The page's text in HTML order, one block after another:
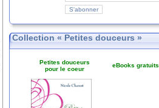
Collection « Petites douceurs »
Petites douceurs
pour le coeur
eBooks gratuits